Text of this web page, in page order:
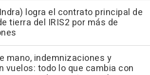
logra el contrato principal de
tierra del IRIS2 por más de
mano, indemnizaciones y
vuelos: todo lo que cambia con